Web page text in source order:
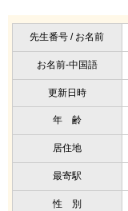
先生番号 / お名前
お名前-中国語
更新日時
年 齢
居住地
最寄駅
性 別